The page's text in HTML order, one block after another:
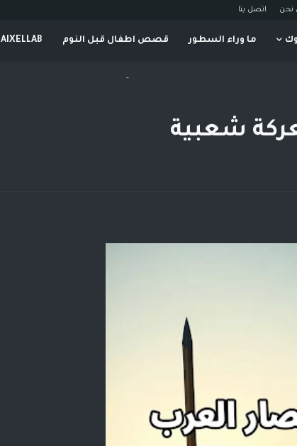
نحن اتصل بنا
ما وراء السطور قصص اطفال قبل النوم AIXELLAB
-
شعبية